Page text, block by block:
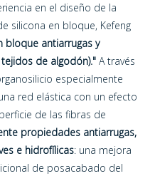
en el diseño de la
silicona en bloque, Kefeng
bloque antiarrugas y
de algodón)." A través
especialmente
red elástica con un efecto
de las fibras de
propiedades antiarrugas,
e hidrofílicas: una mejora
de posacabado del